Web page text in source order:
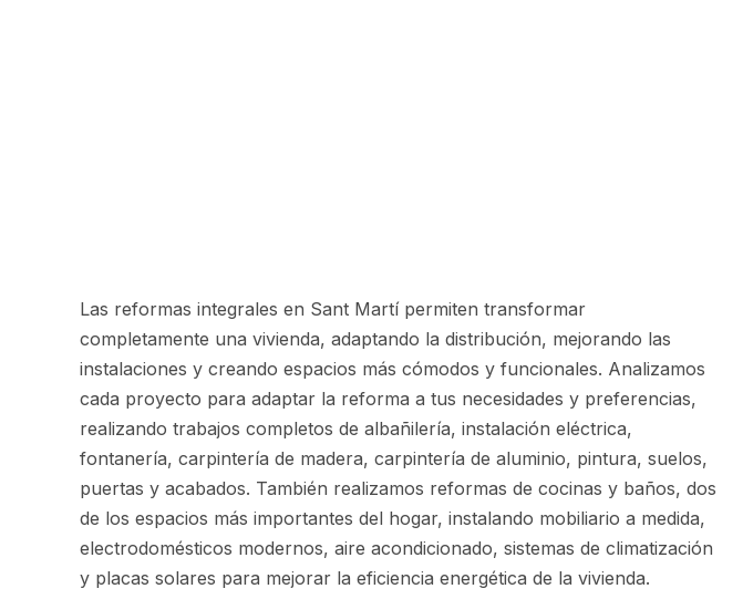
Las reformas integrales en Sant Martí permiten transformar
completamente una vivienda, adaptando la distribución, mejorando las
instalaciones y creando espacios más cómodos y funcionales. Analizamos
cada proyecto para adaptar la reforma a tus necesidades y preferencias,
realizando trabajos completos de albañilería, instalación eléctrica,
fontanería, carpintería de madera, carpintería de aluminio, pintura, suelos,
puertas y acabados. También realizamos reformas de cocinas y baños, dos
de los espacios más importantes del hogar, instalando mobiliario a medida,
electrodomésticos modernos, aire acondicionado, sistemas de climatización
y placas solares para mejorar la eficiencia energética de la vivienda.